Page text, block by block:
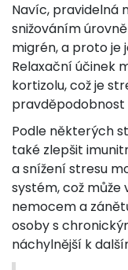
Navíc, pravidelná
snižováním
migrén, a proto je
Relaxační účinek
kortizolu, což je
pravděpodobnost
Podle některých
také zlepšit
a snížení stresu
systém, což
nemocem a
osoby s
náchylnější k